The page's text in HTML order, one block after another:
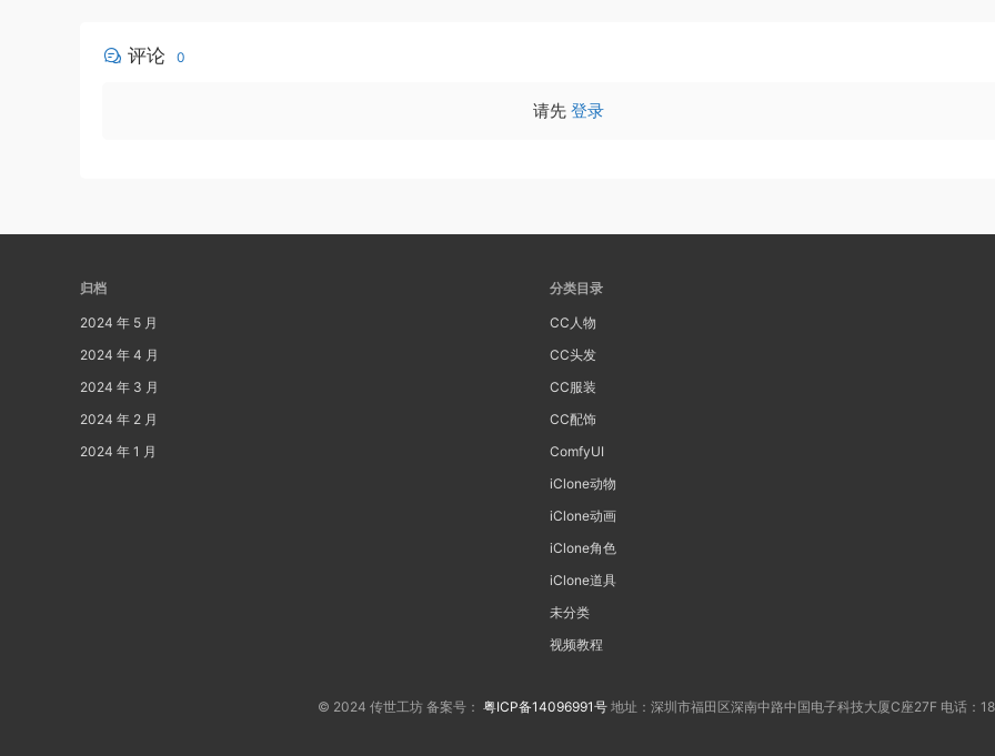
评论 0
请先 登录
归档
2024 年 5 月
2024 年 4 月
2024 年 3 月
2024 年 2 月
2024 年 1 月
分类目录
CC人物
CC头发
CC服装
CC配饰
ComfyUI
iClone动物
iClone动画
iClone角色
iClone道具
未分类
视频教程
© 2024 传世工坊 备案号： 粤ICP备14096991号地址：深圳市福田区深南中路中国电子科技大厦C座27F 电话：